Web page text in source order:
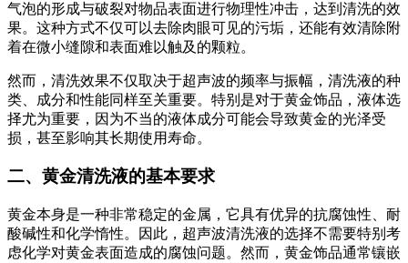
气泡的形成与破裂对物品表面进行物理性冲击，达到清洗的效
果。这种方式不仅可以去除肉眼可见的污垢，还能有效清除附
着在微小缝隙和表面难以触及的颗粒。
然而，清洗效果不仅取决于超声波的频率与振幅，清洗液的种
类、成分和性能同样至关重要。特别是对于黄金饰品，液体选
择尤为重要，因为不当的液体成分可能会导致黄金的光泽受
损，甚至影响其长期使用寿命。
二、黄金清洗液的基本要求
黄金本身是一种非常稳定的金属，它具有优异的抗腐蚀性、耐
酸碱性和化学惰性。因此，超声波清洗液的选择不需要特别考
虑化学对黄金表面造成的腐蚀问题。然而，黄金饰品通常镶嵌